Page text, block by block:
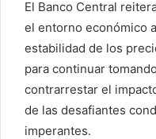
El Banco Central
el entorno económico
estabilidad de los
para continuar
contrarrestar el
de las desafiantes
imperantes.